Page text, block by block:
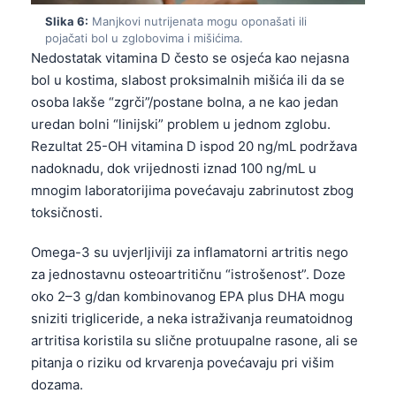
Slika 6: Manjkovi nutrijenata mogu oponašati ili
pojačati bol u zglobovima i mišićima.
Nedostatak vitamina D često se osjeća kao nejasna
bol u kostima, slabost proksimalnih mišića ili da se
osoba lakše “zgrči”/postane bolna, a ne kao jedan
uredan bolni “linijski” problem u jednom zglobu.
Rezultat 25-OH vitamina D ispod 20 ng/mL podržava
nadoknadu, dok vrijednosti iznad 100 ng/mL u
mnogim laboratorijima povećavaju zabrinutost zbog
toksičnosti.
Omega-3 su uvjerljiviji za inflamatorni artritis nego
za jednostavnu osteoartritičnu “istrošenost”. Doze
oko 2–3 g/dan kombinovanog EPA plus DHA mogu
sniziti trigliceride, a neka istraživanja reumatoidnog
artritisa koristila su slične protuupalne rasone, ali se
pitanja o riziku od krvarenja povećavaju pri višim
dozama.Македонски јазик
Euskara
Gàidhlig
Occitan
العربية المغربية
Монгол
ພາສາລາວ
Basa Jawa
Cebuano
ئۇيغۇرچە
Кыргызча
Татар теле
Беларуская мова